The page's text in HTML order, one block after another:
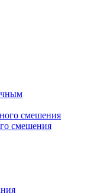
смешения
смешения